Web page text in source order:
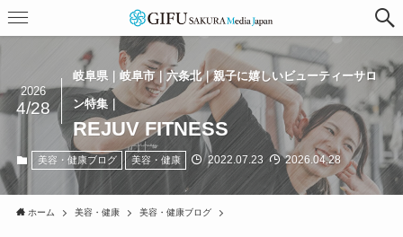
岐阜県｜岐阜市｜六条北｜親子に嬉しいビューティーサロ
ン特集｜
REJUV FITNESS
2026
4/28
美容・健康ブログ 美容・健康 2022.07.23 2026.04.28
ホーム 美容・健康 美容・健康ブログ